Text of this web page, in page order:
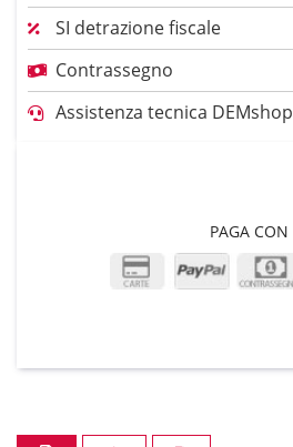
SI detrazione fiscale
Contrassegno
Assistenza tecnica DEMshop
PAGA CON